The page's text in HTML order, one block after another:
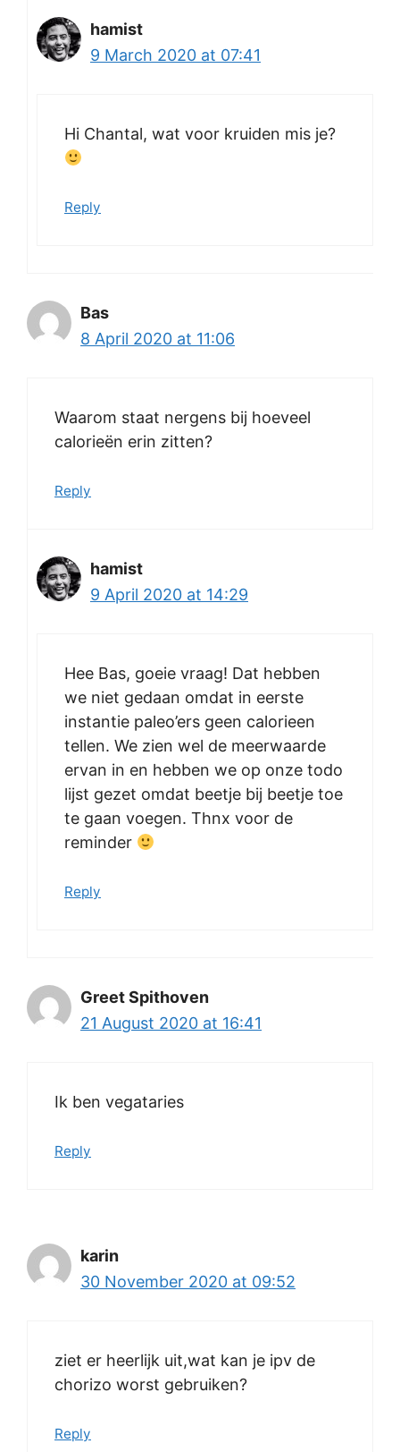
hamist
9 March 2020 at 07:41
Hi Chantal, wat voor kruiden mis je?
Reply
Bas
8 April 2020 at 11:06
Waarom staat nergens bij hoeveel
calorieën erin zitten?
Reply
hamist
9 April 2020 at 14:29
Hee Bas, goeie vraag! Dat hebben
we niet gedaan omdat in eerste
instantie paleo’ers geen calorieen
tellen. We zien wel de meerwaarde
ervan in en hebben we op onze todo
lijst gezet omdat beetje bij beetje toe
te gaan voegen. Thnx voor de
reminder
Reply
Greet Spithoven
21 August 2020 at 16:41
Ik ben vegataries
Reply
karin
30 November 2020 at 09:52
ziet er heerlijk uit,wat kan je ipv de
chorizo worst gebruiken?
Reply